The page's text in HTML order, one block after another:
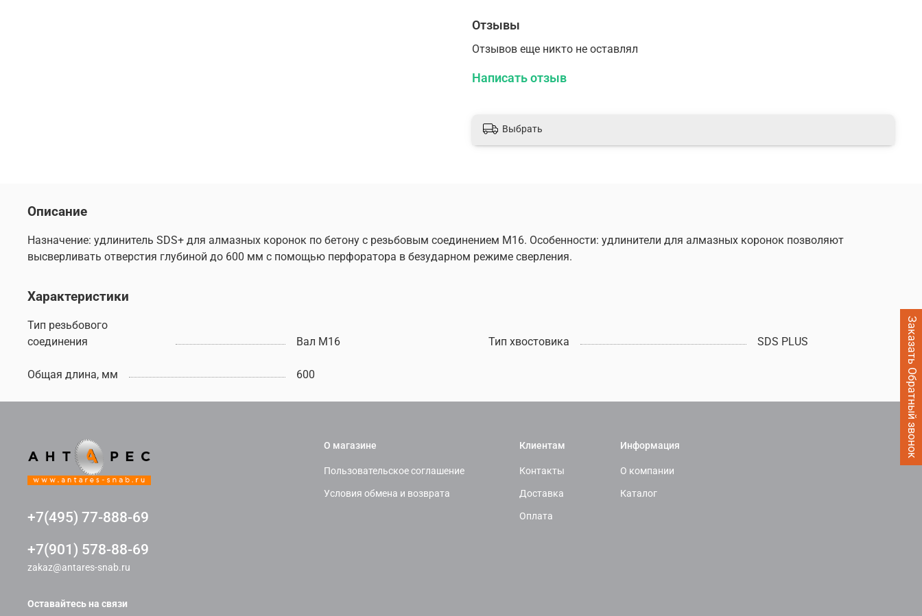
Заказать Обратный звонок
Отзывы
Отзывов еще никто не оставлял
Написать отзыв
Выбрать
Описание
Назначение: удлинитель SDS+ для алмазных коронок по бетону с резьбовым соединением М16. Особенности: удлинители для алмазных коронок позволяют
высверливать отверстия глубиной до 600 мм с помощью перфоратора в безударном режиме сверления.
Характеристики
Тип резьбового
соединения
Вал М16 Тип хвостовика SDS PLUS
Общая длина, мм 600
О магазине
Пользовательское соглашение
Условия обмена и возврата
Клиентам
Контакты
Доставка
Оплата
Информация
О компании
Каталог
+7(495) 77-888-69
+7(901) 578-88-69
zakaz@antares-snab.ru
Оставайтесь на связи